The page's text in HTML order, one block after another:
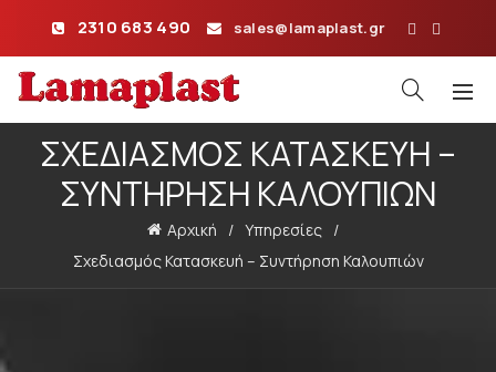
2310 683 490 sales@lamaplast.gr
ΣΧΕΔΙΑΣΜΌΣ ΚΑΤΑΣΚΕΥΉ –
ΣΥΝΤΉΡΗΣΗ ΚΑΛΟΥΠΙΏΝ
Αρχική
Υπηρεσίες
Σχεδιασμός Κατασκευή – Συντήρηση Καλουπιών